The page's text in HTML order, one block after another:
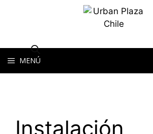
MENÚ
Instalación